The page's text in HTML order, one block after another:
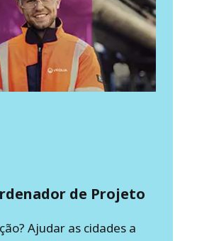
de Projeto
Ajudar as cidades a